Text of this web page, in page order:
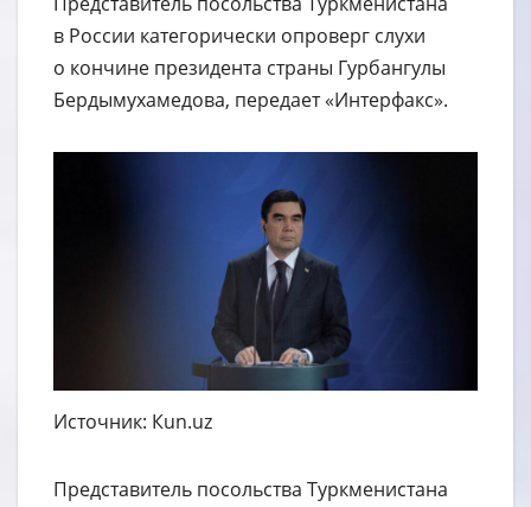
в России категорически опроверг слухи
о кончине президента страны Гурбангулы
Бердымухамедова, передает «Интерфакс».
Источник: Кun.uz
Представитель посольства Туркменистана